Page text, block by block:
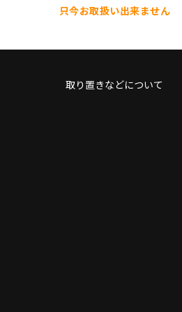
只今お取扱い出来ません
取り置きなどについて